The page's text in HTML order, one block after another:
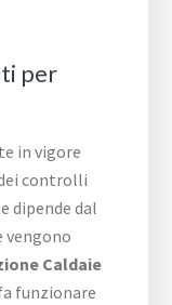
per
in vigore
controlli
dipende dal
vengono
Caldaie
funzionare